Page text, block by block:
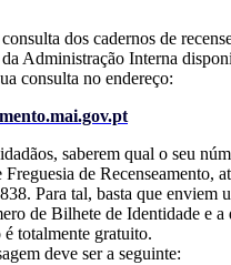
dos cadernos de
Administração Interna
consulta no endereço:
saberem qual o seu
de Recenseamento,
Para tal, basta que enviem
de Bilhete de Identidade e a
totalmente gratuito.
deve ser a seguinte: